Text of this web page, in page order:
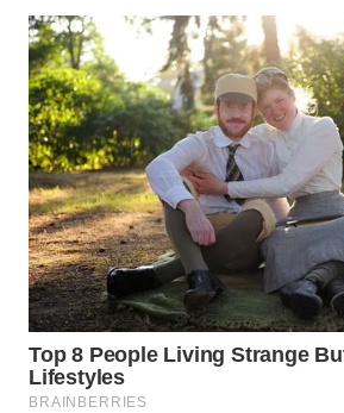
TANGERANG
WN
BINJAI
WN
CIREBON
WN
INDRAMAYU
WN
KUNINGAN